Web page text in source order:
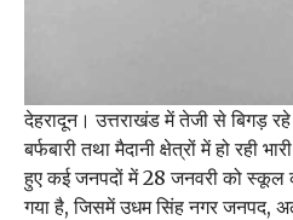
देहरादून। उत्तराखंड में तेजी से बिगड़ रहे
बर्फबारी तथा मैदानी क्षेत्रों में हो रही
हुए कई जनपदों में 28 जनवरी को स्कूल
गया है, जिसमें उधम सिंह नगर जनपद,